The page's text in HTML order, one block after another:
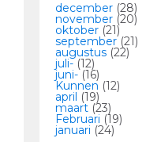
december (28)
november (20)
oktober (21)
september(21)
augustus (22)
juli-(12)
juni-(16)
Kunnen (12)
april (19)
maart (23)
Februari (19)
januari (24)